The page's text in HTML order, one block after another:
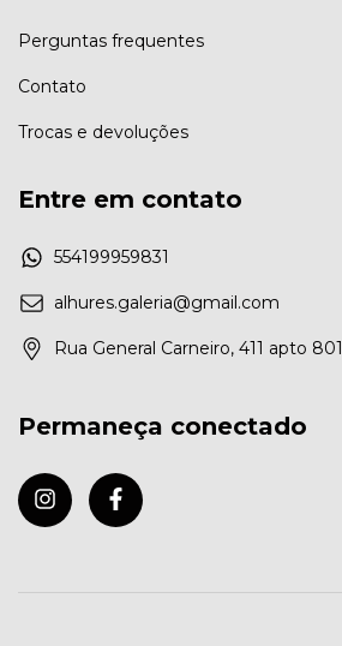
Perguntas frequentes
Contato
Trocas e devoluções
Entre em contato
554199959831
alhures.galeria@gmail.com
Rua General Carneiro, 411 apto 801
Permaneça conectado